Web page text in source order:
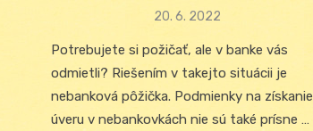
Posted
20. 6. 2022
Potrebujete si požičať, ale v banke vás
odmietli? Riešením v takejto situácii je
nebanková pôžička. Podmienky na získanie
úveru v nebankovkách nie sú také prísne …